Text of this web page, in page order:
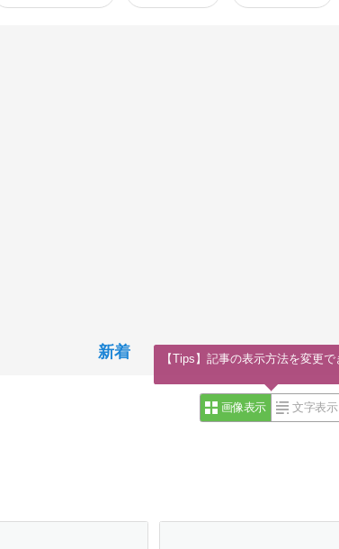
新着
画像表示 文字表示
【Tips】記事の表示方法を変更で